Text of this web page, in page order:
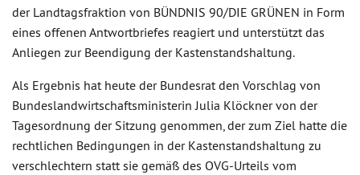
der Landtagsfraktion von BÜNDNIS 90/DIE GRÜNEN in Form
eines offenen Antwortbriefes reagiert und unterstützt das
Anliegen zur Beendigung der Kastenstandshaltung.
Als Ergebnis hat heute der Bundesrat den Vorschlag von
Bundeslandwirtschaftsministerin Julia Klöckner von der
Tagesordnung der Sitzung genommen, der zum Ziel hatte die
rechtlichen Bedingungen in der Kastenstandshaltung zu
verschlechtern statt sie gemäß des OVG-Urteils vom